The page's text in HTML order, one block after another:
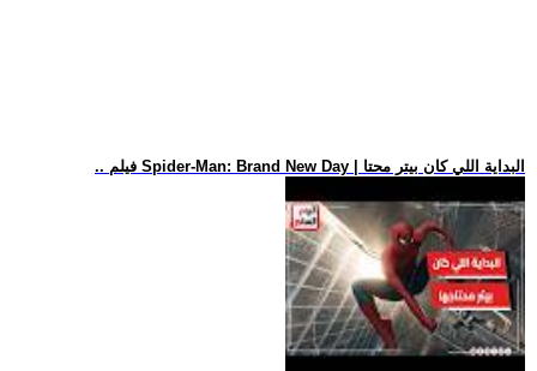
.. فيلم Spider-Man: Brand New Day | البداية اللي كان بيتر محتا